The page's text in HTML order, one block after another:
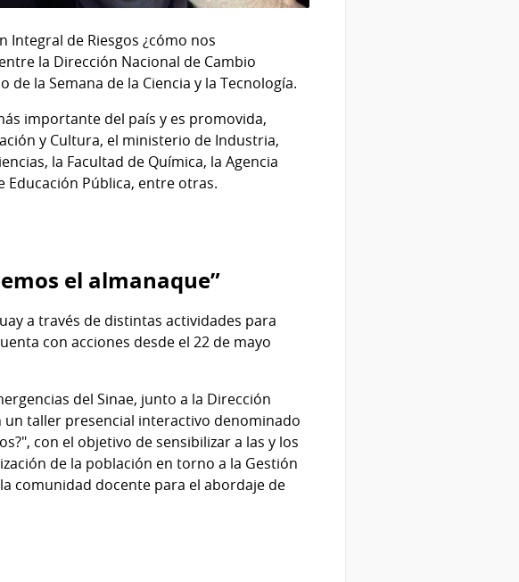
Integral de Riesgos ¿cómo nos
la Dirección Nacional de Cambio
la Semana de la Ciencia y la Tecnología.
importante del país y es promovida,
y Cultura, el ministerio de Industria,
la Facultad de Química, la Agencia
Educación Pública, entre otras.
el almanaque”
a través de distintas actividades para
con acciones desde el 22 de mayo
del Sinae, junto a la Dirección
taller presencial interactivo denominado
con el objetivo de sensibilizar a las y los
de la población en torno a la Gestión
comunidad docente para el abordaje de